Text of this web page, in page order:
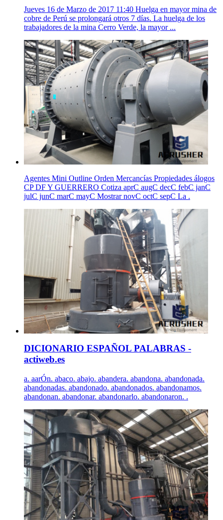
Jueves 16 de Marzo de 2017 11:40 Huelga en mayor mina de
cobre de Perú se prolongará otros 7 días. La huelga de los
trabajadores de la mina Cerro Verde, la mayor ...
Agentes Mini Outline Orden Mercancías Propiedades álogos
CP DF Y GUERRERO Cotiza aprC augC decC febC janC
julC junC marC mayC Mostrar novC octC sepC La .
DICIONARIO ESPAÑOL PALABRAS -
actiweb.es
a. aarÓn. abaco. abajo. abandera. abandona. abandonada.
abandonadas. abandonado. abandonados. abandonamos.
abandonan. abandonar. abandonarlo. abandonaron. .